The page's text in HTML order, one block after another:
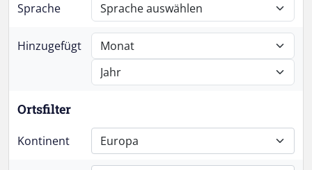
Sprache
Hinzugefügt
Ortsfilter
Kontinent Europa